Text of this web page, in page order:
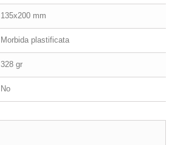
135x200 mm
Morbida plastificata
328 gr
No